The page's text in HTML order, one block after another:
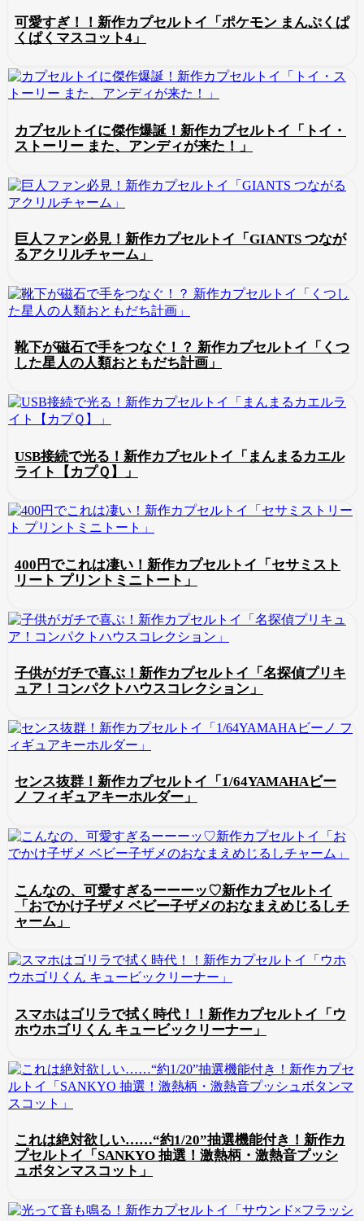
可愛すぎ！！新作カプセルトイ「ポケモン まんぷくぱ
くぱくマスコット4」
カプセルトイに傑作爆誕！新作カプセルトイ「トイ・
ストーリー また、アンディが来た！」
巨人ファン必見！新作カプセルトイ「GIANTS つなが
るアクリルチャーム」
靴下が磁石で手をつなぐ！？ 新作カプセルトイ「くつ
した星人の人類おともだち計画」
USB接続で光る！新作カプセルトイ「まんまるカエル
ライト【カプＱ】」
400円でこれは凄い！新作カプセルトイ「セサミスト
リート プリントミニトート」
子供がガチで喜ぶ！新作カプセルトイ「名探偵プリキ
ュア！コンパクトハウスコレクション」
センス抜群！新作カプセルトイ「1/64YAMAHAビー
ノ フィギュアキーホルダー」
こんなの、可愛すぎるーーーッ♡新作カプセルトイ
「おでかけ子ザメ ベビー子ザメのおなまえめじるしチ
ャーム」
スマホはゴリラで拭く時代！！新作カプセルトイ「ウ
ホウホゴリくん キュービックリーナー」
これは絶対欲しい……“約1/20”抽選機能付き！新作カ
プセルトイ「SANKYO 抽選！激熱柄・激熱音プッシ
ュボタンマスコット」